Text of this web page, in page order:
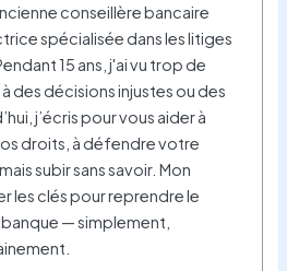
conseillère bancaire
spécialisée dans les litiges
15 ans, j'ai vu trop de
des décisions injustes ou des
j’écris pour vous aider à
droits, à défendre votre
subir sans savoir. Mon
les clés pour reprendre le
— simplement,